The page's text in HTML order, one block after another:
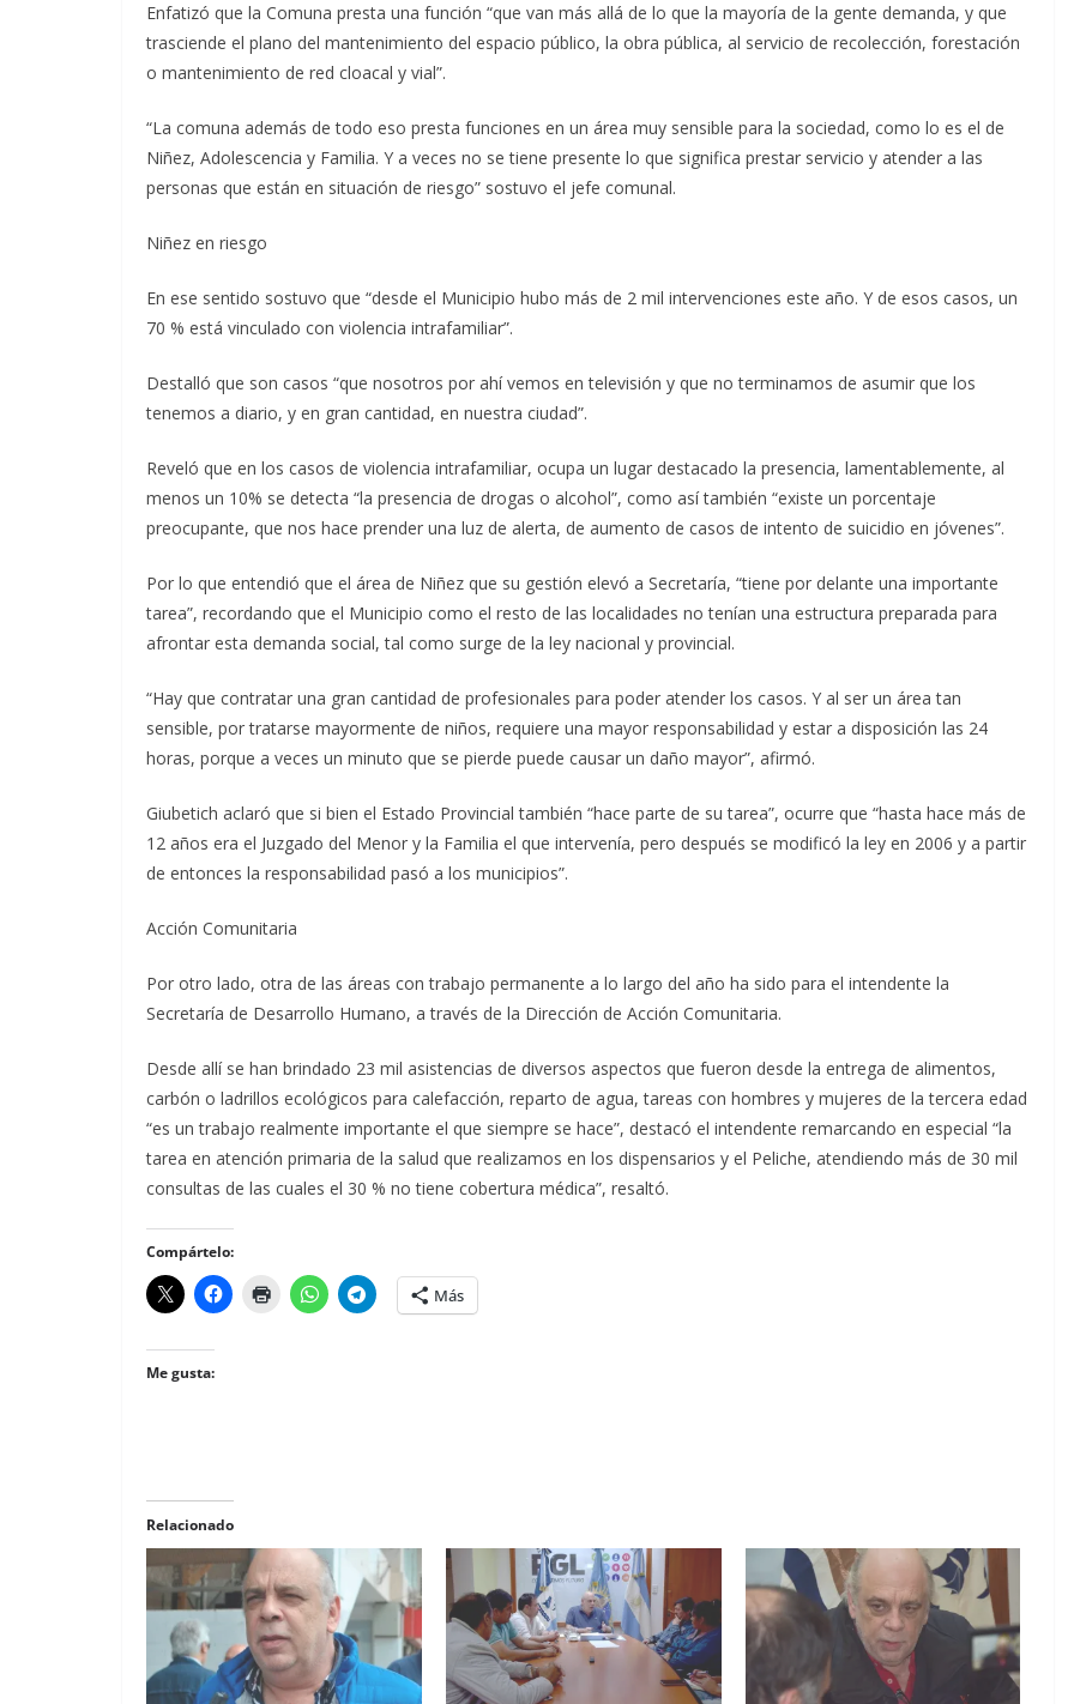
Enfatizó que la Comuna presta una función “que van más allá de lo que la mayoría de la gente demanda, y que
trasciende el plano del mantenimiento del espacio público, la obra pública, al servicio de recolección, forestación
o mantenimiento de red cloacal y vial”.
“La comuna además de todo eso presta funciones en un área muy sensible para la sociedad, como lo es el de
Niñez, Adolescencia y Familia. Y a veces no se tiene presente lo que significa prestar servicio y atender a las
personas que están en situación de riesgo” sostuvo el jefe comunal.
Niñez en riesgo
En ese sentido sostuvo que “desde el Municipio hubo más de 2 mil intervenciones este año. Y de esos casos, un
70 % está vinculado con violencia intrafamiliar”.
Destalló que son casos “que nosotros por ahí vemos en televisión y que no terminamos de asumir que los
tenemos a diario, y en gran cantidad, en nuestra ciudad”.
Reveló que en los casos de violencia intrafamiliar, ocupa un lugar destacado la presencia, lamentablemente, al
menos un 10% se detecta “la presencia de drogas o alcohol”, como así también “existe un porcentaje
preocupante, que nos hace prender una luz de alerta, de aumento de casos de intento de suicidio en jóvenes”.
Por lo que entendió que el área de Niñez que su gestión elevó a Secretaría, “tiene por delante una importante
tarea”, recordando que el Municipio como el resto de las localidades no tenían una estructura preparada para
afrontar esta demanda social, tal como surge de la ley nacional y provincial.
“Hay que contratar una gran cantidad de profesionales para poder atender los casos. Y al ser un área tan
sensible, por tratarse mayormente de niños, requiere una mayor responsabilidad y estar a disposición las 24
horas, porque a veces un minuto que se pierde puede causar un daño mayor”, afirmó.
Giubetich aclaró que si bien el Estado Provincial también “hace parte de su tarea”, ocurre que “hasta hace más de
12 años era el Juzgado del Menor y la Familia el que intervenía, pero después se modificó la ley en 2006 y a partir
de entonces la responsabilidad pasó a los municipios”.
Acción Comunitaria
Por otro lado, otra de las áreas con trabajo permanente a lo largo del año ha sido para el intendente la
Secretaría de Desarrollo Humano, a través de la Dirección de Acción Comunitaria.
Desde allí se han brindado 23 mil asistencias de diversos aspectos que fueron desde la entrega de alimentos,
carbón o ladrillos ecológicos para calefacción, reparto de agua, tareas con hombres y mujeres de la tercera edad
“es un trabajo realmente importante el que siempre se hace”, destacó el intendente remarcando en especial “la
tarea en atención primaria de la salud que realizamos en los dispensarios y el Peliche, atendiendo más de 30 mil
consultas de las cuales el 30 % no tiene cobertura médica”, resaltó.
Compártelo:
Más
Me gusta:
Relacionado